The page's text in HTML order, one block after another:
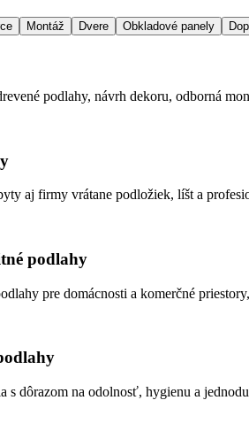
Montáž Dvere Obkladové panely
podlahy, návrh dekoru, odborná
aj firmy vrátane podložiek, líšt a
podlahy
pre domácnosti a komerčné
s dôrazom na odolnosť, hygienu a